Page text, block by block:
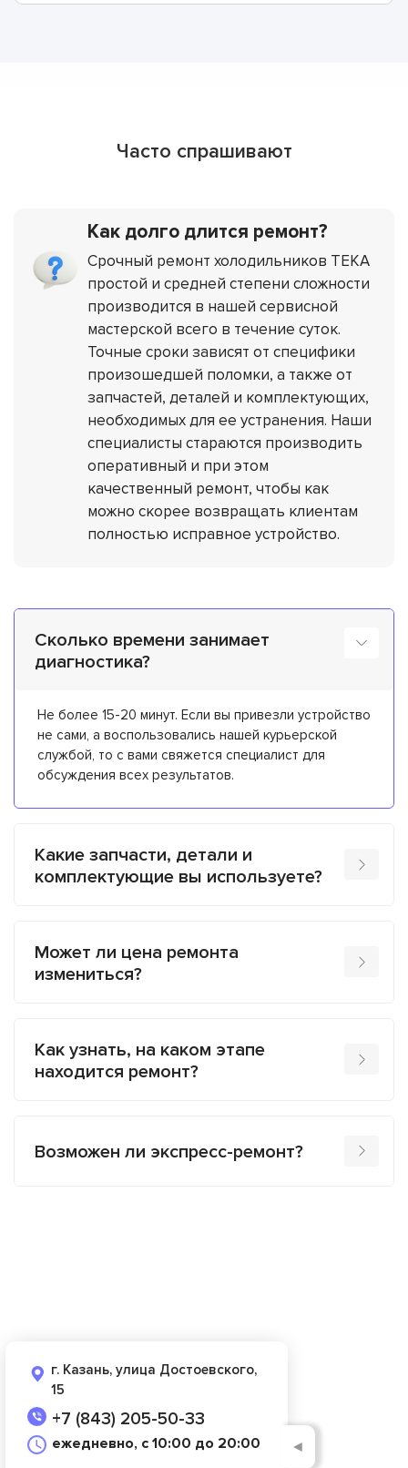
Часто спрашивают
Как долго длится ремонт?
Срочный ремонт холодильников TEKA
простой и средней степени сложности
производится в нашей сервисной
мастерской всего в течение суток.
Точные сроки зависят от специфики
произошедшей поломки, а также от
запчастей, деталей и комплектующих,
необходимых для ее устранения. Наши
специалисты стараются производить
оперативный и при этом
качественный ремонт, чтобы как
можно скорее возвращать клиентам
полностью исправное устройство.
Сколько времени занимает
диагностика?
Не более 15-20 минут. Если вы привезли устройство
не сами, а воспользовались нашей курьерской
службой, то с вами свяжется специалист для
обсуждения всех результатов.
Какие запчасти, детали и
комплектующие вы используете?
Может ли цена ремонта
измениться?
Как узнать, на каком этапе
находится ремонт?
Возможен ли экспресс-ремонт?
г. Казань, улица Достоевского,
15
+7 (843) 205-50-33
ежедневно, с 10:00 до 20:00
◄